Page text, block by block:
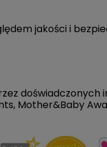
jakości i
doświadczonych
Mother&Baby